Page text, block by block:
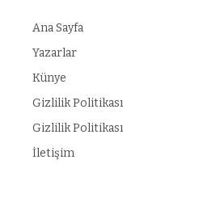
Ana Sayfa
Yazarlar
Künye
Gizlilik Politikası
Gizlilik Politikası
İletişim